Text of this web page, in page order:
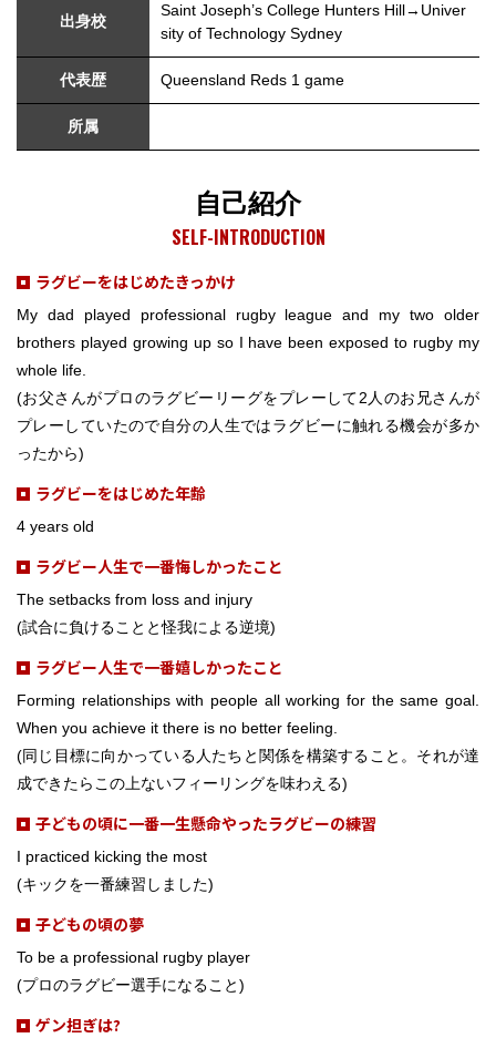
出身校
Saint Joseph’s College Hunters Hill→Univer
sity of Technology Sydney
代表歴 Queensland Reds 1 game
所属
自己紹介
SELF-INTRODUCTION
ラグビーをはじめたきっかけ
My dad played professional rugby league and my two older
brothers played growing up so I have been exposed to rugby my
whole life.
(お父さんがプロのラグビーリーグをプレーして2人のお兄さんが
プレーしていたので自分の人生ではラグビーに触れる機会が多か
ったから)
ラグビーをはじめた年齢
4 years old
ラグビー人生で一番悔しかったこと
The setbacks from loss and injury
(試合に負けることと怪我による逆境)
ラグビー人生で一番嬉しかったこと
Forming relationships with people all working for the same goal.
When you achieve it there is no better feeling.
(同じ目標に向かっている人たちと関係を構築すること。それが達
成できたらこの上ないフィーリングを味わえる)
子どもの頃に一番一生懸命やったラグビーの練習
I practiced kicking the most
(キックを一番練習しました)
子どもの頃の夢
To be a professional rugby player
(プロのラグビー選手になること)
ゲン担ぎは?